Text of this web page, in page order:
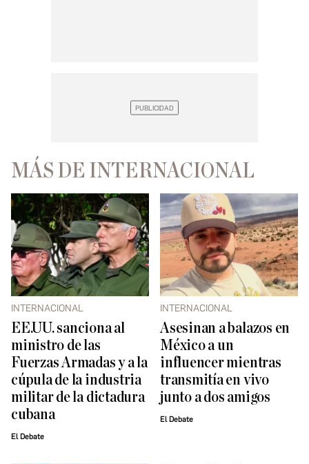
MÁS DE INTERNACIONAL
INTERNACIONAL
EE.UU. sanciona al
ministro de las
Fuerzas Armadas y a la
cúpula de la industria
militar de la dictadura
cubana
El Debate
INTERNACIONAL
Asesinan a balazos en
México a un
influencer mientras
transmitía en vivo
junto a dos amigos
El Debate